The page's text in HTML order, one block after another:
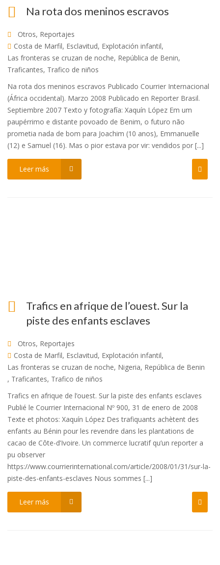
Na rota dos meninos escravos
Otros, Reportajes
Costa de Marfil, Esclavitud, Explotación infantil,
Las fronteras se cruzan de noche, República de Benin,
Traficantes, Trafico de niños
Na rota dos meninos escravos Publicado Courrier Internacional
(África occidental). Marzo 2008 Publicado en Reporter Brasil.
Septiembre 2007 Texto y fotografía: Xaquín López Em um
paupérrimo e distante povoado de Benim, o futuro não
prometia nada de bom para Joachim (10 anos), Emmanuelle
(12) e Samuel (16). Mas o pior estava por vir: vendidos por [...]
Leer más
Trafics en afrique de l’ouest. Sur la
piste des enfants esclaves
Otros, Reportajes
Costa de Marfil, Esclavitud, Explotación infantil,
Las fronteras se cruzan de noche, Nigeria, República de Benin
, Traficantes, Trafico de niños
Trafics en afrique de l’ouest. Sur la piste des enfants esclaves
Publié le Courrier Internacional Nº 900, 31 de enero de 2008
Texte et photos: Xaquín López Des trafiquants achètent des
enfants au Bénin pour les revendre dans les plantations de
cacao de Côte-d’Ivoire. Un commerce lucratif qu’un reporter a
pu observer
https://www.courrierinternational.com/article/2008/01/31/sur-la-
piste-des-enfants-esclaves Nous sommes [...]
Leer más